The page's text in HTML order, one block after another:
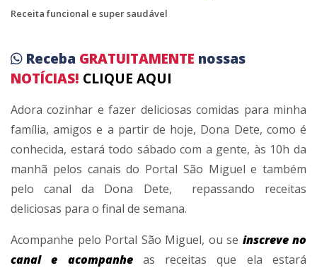
Receita funcional e super saudável
Receba GRATUITAMENTE nossas
NOTÍCIAS! CLIQUE AQUI
Adora cozinhar e fazer deliciosas comidas para minha
família, amigos e a partir de hoje, Dona Dete, como é
conhecida, estará todo sábado com a gente, às 10h da
manhã pelos canais do Portal São Miguel e também
pelo canal da Dona Dete, repassando receitas
deliciosas para o final de semana.
Acompanhe pelo Portal São Miguel, ou se inscreve no
canal e acompanhe
as receitas que ela estará